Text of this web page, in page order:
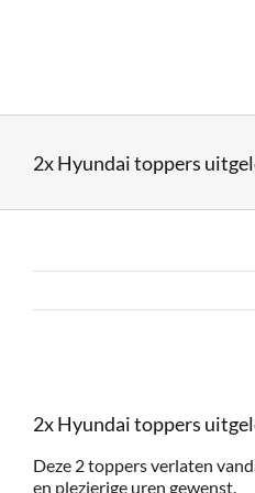
2x Hyundai toppers
afbeelding
2x Hyundai toppers
Deze 2 toppers verlaten
en plezierige uren gewenst.